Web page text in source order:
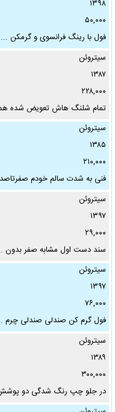
۱۳۹۸
۵۰,۰۰۰
فول با رینگ فرانسوی و گرمکن ...
سیتروئن
۱۳۸۷
۲۲۸,۰۰۰
تمام شلنگ هاش تعویض شده
...
سیتروئن
۱۳۸۵
۲۱۰,۰۰۰
فنی به شدت سالم خودم صفرتاصد
...
سیتروئن
۱۳۹۷
۲۹,۰۰۰
سند دست اول مشابه صفر بدون
سیتروئن
۱۳۹۷
۷۶,۰۰۰
فول گرم کن صندلی صندلی چرم
سیتروئن
۱۳۸۹
۳۰۰,۰۰۰
در جلو چپ رنگ شدگی دو
...